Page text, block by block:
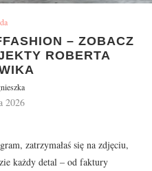
– ZOBACZ
ROBERTA
2026
zatrzymałaś się na zdjęciu,
każdy detal – od faktury